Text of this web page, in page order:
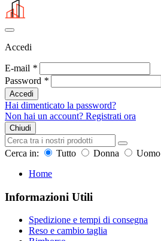
Accedi
E-mail *
Password *
Accedi
Hai dimenticato la password?
Non hai un account? Registrati ora
Chiudi
Cerca in: Tutto Donna Uomo
Home
Informazioni Utili
Spedizione e tempi di consegna
Reso e cambio taglia